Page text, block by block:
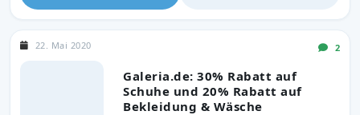
Galeria.de: 30% Rabatt auf
Schuhe und 20% Rabatt auf
Bekleidung & Wäsche
22. Mai 2020 2